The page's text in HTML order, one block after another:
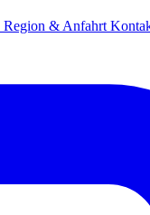
Region & Anfahrt